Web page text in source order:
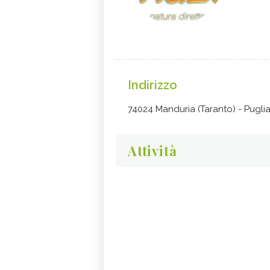
Indirizzo
74024 Manduria (Taranto) - Puglia
Attività